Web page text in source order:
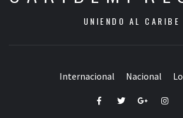
UNIENDO AL CARIBE
Internacional Nacional
FacebookTwitterGoogle+